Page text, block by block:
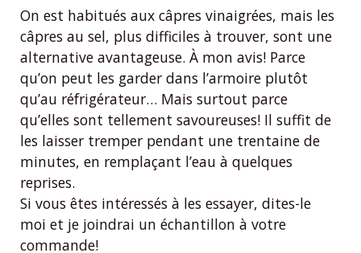
On est habitués aux câpres vinaigrées, mais les
câpres au sel, plus difficiles à trouver, sont une
alternative avantageuse. À mon avis! Parce
qu’on peut les garder dans l’armoire plutôt
qu’au réfrigérateur… Mais surtout parce
qu’elles sont tellement savoureuses! Il suffit de
les laisser tremper pendant une trentaine de
minutes, en remplaçant l’eau à quelques
reprises.
Si vous êtes intéressés à les essayer, dites-le
moi et je joindrai un échantillon à votre
commande!